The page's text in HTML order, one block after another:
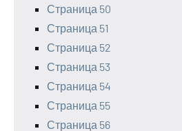
Страница 50
Страница 51
Страница 52
Страница 53
Страница 54
Страница 55
Страница 56